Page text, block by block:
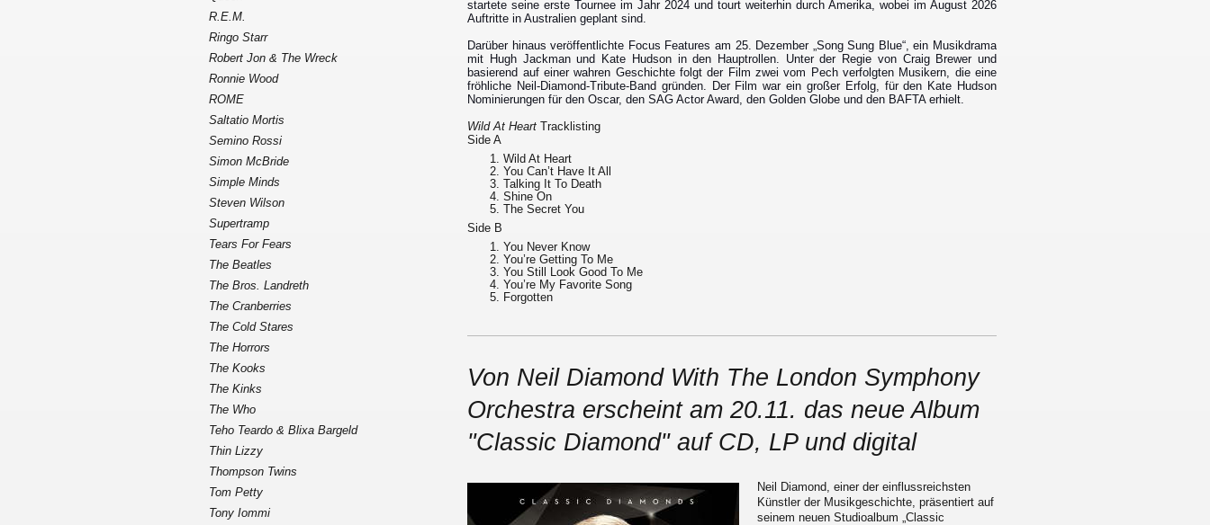
startete seine erste Tournee im Jahr 2024 und tourt weiterhin durch Amerika, wobei im August 2026
Auftritte in Australien geplant sind.
Darüber hinaus veröffentlichte Focus Features am 25. Dezember „Song Sung Blue“, ein Musikdrama
mit Hugh Jackman und Kate Hudson in den Hauptrollen. Unter der Regie von Craig Brewer und
basierend auf einer wahren Geschichte folgt der Film zwei vom Pech verfolgten Musikern, die eine
fröhliche Neil-Diamond-Tribute-Band gründen. Der Film war ein großer Erfolg, für den Kate Hudson
Nominierungen für den Oscar, den SAG Actor Award, den Golden Globe und den BAFTA erhielt.
Wild At Heart Tracklisting
Side A
Wild At Heart
You Can’t Have It All
Talking It To Death
Shine On
The Secret You
Side B
You Never Know
You’re Getting To Me
You Still Look Good To Me
You’re My Favorite Song
Forgotten
Von Neil Diamond With The London Symphony
Orchestra erscheint am 20.11. das neue Album
"Classic Diamond" auf CD, LP und digital
Neil Diamond, einer der einflussreichsten
Künstler der Musikgeschichte, präsentiert auf
seinem neuen Studioalbum „Classic
R.E.M.
Ringo Starr
Robert Jon & The Wreck
Ronnie Wood
ROME
Saltatio Mortis
Semino Rossi
Simon McBride
Simple Minds
Steven Wilson
Supertramp
Tears For Fears
The Beatles
The Bros. Landreth
The Cranberries
The Cold Stares
The Horrors
The Kooks
The Kinks
The Who
Teho Teardo & Blixa Bargeld
Thin Lizzy
Thompson Twins
Tom Petty
Tony Iommi